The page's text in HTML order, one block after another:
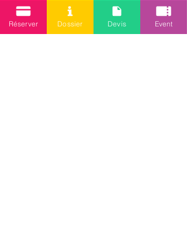
En lire plus >
Réserver Dossier Devis Event